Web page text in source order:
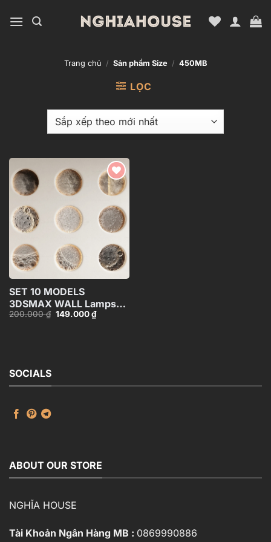
qua
Trang chủ / Sản phẩm Size / 450MB
LỌC
Add to
wishlist
SET 10 MODELS
3DSMAX WALL Lamps
VOL 1
200.000₫ Giá
149.000₫Giá
hiện
SOCIALS
ABOUT OUR STORE
NGHĨA HOUSE
Tài Khoản Ngân Hàng MB : 0869990886